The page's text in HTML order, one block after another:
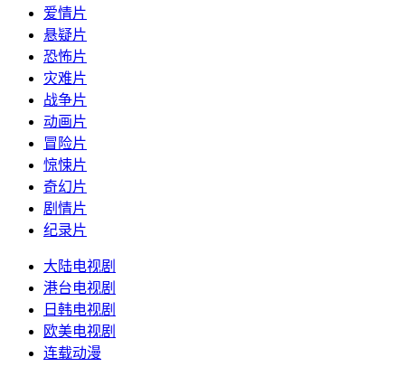
爱情片
悬疑片
恐怖片
灾难片
战争片
动画片
冒险片
惊悚片
奇幻片
剧情片
纪录片
大陆电视剧
港台电视剧
日韩电视剧
欧美电视剧
连载动漫